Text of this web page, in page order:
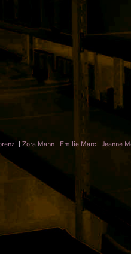
| Zora Mann | Emilie Marc | Jeanne